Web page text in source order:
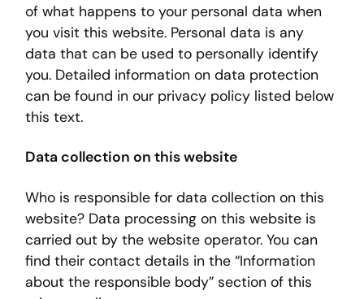
of what happens to your personal data when
you visit this website. Personal data is any
data that can be used to personally identify
you. Detailed information on data protection
can be found in our privacy policy listed below
this text.
Data collection on this website
Who is responsible for data collection on this
website? Data processing on this website is
carried out by the website operator. You can
find their contact details in the “Information
about the responsible body” section of this